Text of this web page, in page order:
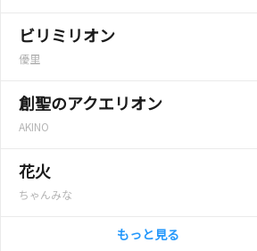
ビリミリオン
優里
創聖のアクエリオン
AKINO
花火
ちゃんみな
もっと見る